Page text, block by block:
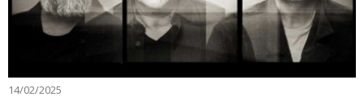
14/02/2025